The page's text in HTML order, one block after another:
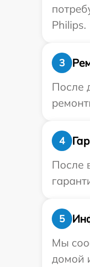
Philips.
3
После
4
После
5
Мы
домой